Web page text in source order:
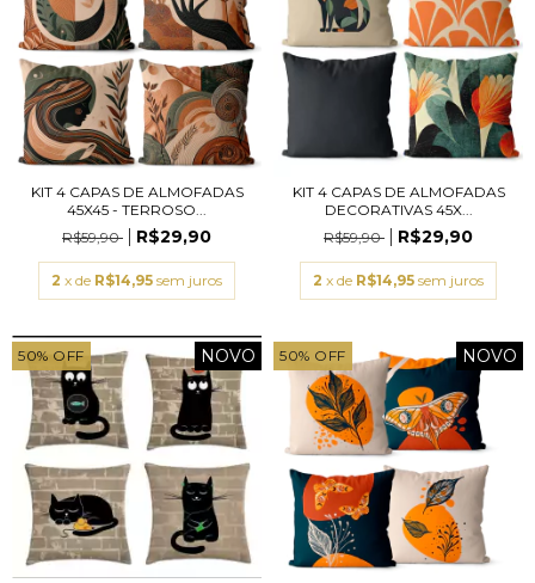
KIT 4 CAPAS DE ALMOFADAS
45X45 - TERROSO...
R$59,90
R$29,90
2 x de R$14,95 sem juros
KIT 4 CAPAS DE ALMOFADAS
DECORATIVAS 45X...
R$59,90
R$29,90
2 x de R$14,95 sem juros
50% OFF NOVO 50% OFF NOVO